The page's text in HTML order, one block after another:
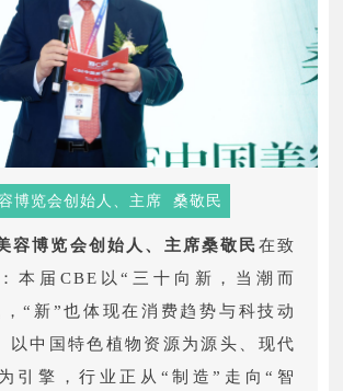
博览会创始人、主席 桑敬民
容博览会创始人、主席桑敬民在致
本届CBE以“三十向新，当潮而
“新”也体现在消费趋势与科技动
以中国特色植物资源为源头、现代
引擎，行业正从“制造”走向“智